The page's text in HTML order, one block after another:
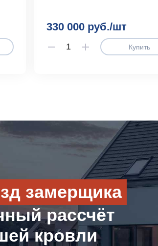
330 000 руб./шт
Купить
замерщика
рассчёт
кровли